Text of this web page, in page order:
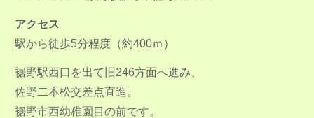
アクセス
駅から徒歩5分程度（約400ｍ）
裾野駅西口を出て旧246方面へ進み、
佐野二本松交差点直進。
裾野市西幼稚園目の前です。